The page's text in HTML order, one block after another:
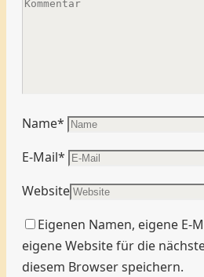
Name*
E-Mail*
Website
Eigenen Namen, eigene E-
eigene Website für die
diesem Browser speichern.